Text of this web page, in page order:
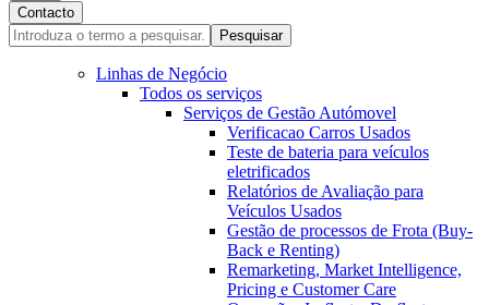
Contacto
Pesquisar
Linhas de Negócio
Todos os serviços
Serviços de Gestão Autómovel
Verificacao Carros Usados
Teste de bateria para veículos
eletrificados
Relatórios de Avaliação para
Veículos Usados
Gestão de processos de Frota (Buy-
Back e Renting)
Remarketing, Market Intelligence,
Pricing e Customer Care